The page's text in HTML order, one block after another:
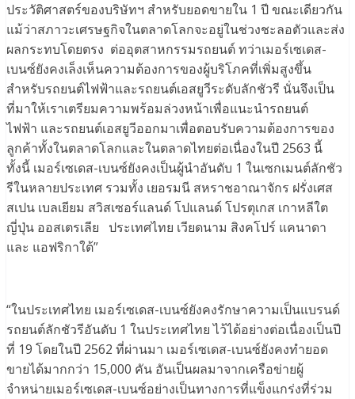
ประวัติศาสตร์ของบริษัทฯ สำหรับยอดขายใน 1 ปี ขณะเดียวกัน
แม้ว่าสภาวะเศรษฐกิจในตลาดโลกจะอยู่ในช่วงชะลอตัวและส่ง
ผลกระทบโดยตรง ต่ออุตสาหกรรมรถยนต์ ทว่าเมอร์เซเดส-
เบนซ์ยังคงเล็งเห็นความต้องการของผู้บริโภคที่เพิ่มสูงขึ้น
สำหรับรถยนต์ไฟฟ้าและรถยนต์เอสยูวีระดับลักชัวรี นั่นจึงเป็น
ที่มาให้เราเตรียมความพร้อมล่วงหน้าเพื่อแนะนำรถยนต์
ไฟฟ้า และรถยนต์เอสยูวีออกมาเพื่อตอบรับความต้องการของ
ลูกค้าทั้งในตลาดโลกและในตลาดไทยต่อเนื่องในปี 2563 นี้
ทั้งนี้ เมอร์เซเดส-เบนซ์ยังคงเป็นผู้นำอันดับ 1 ในเซกเมนต์ลักชัว
รีในหลายประเทศ รวมทั้ง เยอรมนี สหราชอาณาจักร ฝรั่งเศส
สเปน เบลเยียม สวิสเซอร์แลนด์ โปแลนด์ โปรตุเกส เกาหลีใต
ญี่ปุ่น ออสเตรเลีย ประเทศไทย เวียดนาม สิงคโปร์ แคนาดา
และ แอฟริกาใต้”
“ในประเทศไทย เมอร์เซเดส-เบนซ์ยังคงรักษาความเป็นแบรนด์
รถยนต์ลักชัวรีอันดับ 1 ในประเทศไทย ไว้ได้อย่างต่อเนื่องเป็นปี
ที่ 19 โดยในปี 2562 ที่ผ่านมา เมอร์เซเดส-เบนซ์ยังคงทำยอด
ขายได้มากกว่า 15,000 คัน อันเป็นผลมาจากเครือข่ายผู้
จำหน่ายเมอร์เซเดส-เบนซ์อย่างเป็นทางการที่แข็งแกร่งที่ร่วม